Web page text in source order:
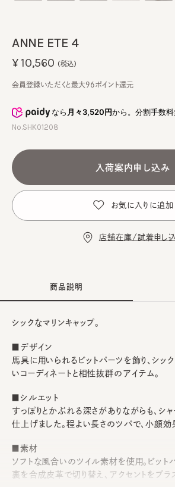
ANNE ETE 4
なら月々3,520円から。分割手数
No.SHK01208
¥10,560 (税込)
会員登録いただくと最大96ポイント還元
入荷案内申し込み
お気に入りに追加
店舗在庫/試着申し
商品説明
シックなマリンキャップ。
■デザイン
馬具に用いられるビットパーツを飾り、シッ
いコーディネートと相性抜群のアイテム。
■シルエット
すっぽりとかぶれる深さがありながらも、シ
仕上げました。程よい長さのツバで、小顔効
■素材
ソフトな風合いのツイル素材を使用。ビット
裏を合成皮革で切り替え、アクセントをプラ